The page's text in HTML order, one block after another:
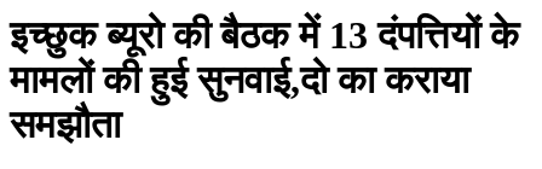
इच्छुक ब्यूरो की बैठक में 13 दंपत्तियों के
मामलों की हुई सुनवाई,दो का कराया
समझौता